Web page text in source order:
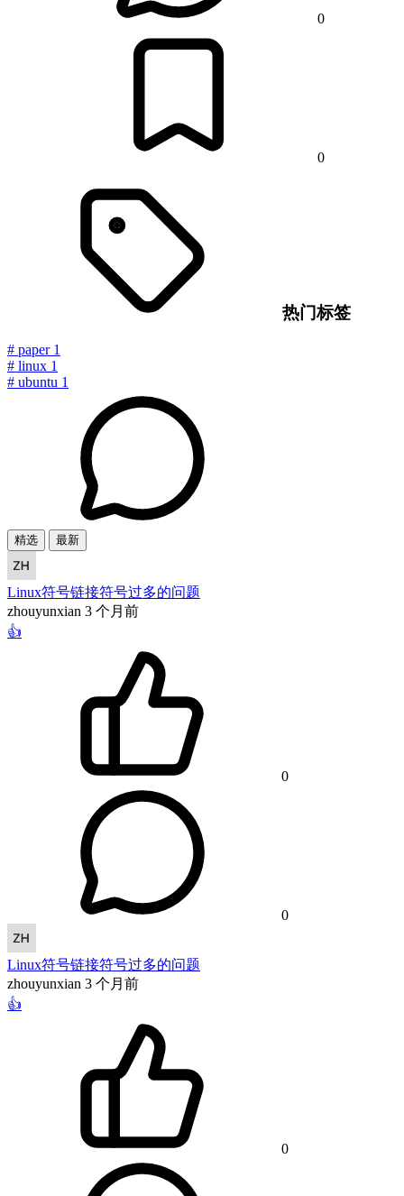
0
0
热门标签
# paper 1
# linux 1
# ubuntu 1
精选 最新
Linux符号链接符号过多的问题
zhouyunxian 3 个月前
👍
0
0
Linux符号链接符号过多的问题
zhouyunxian 3 个月前
👍
0